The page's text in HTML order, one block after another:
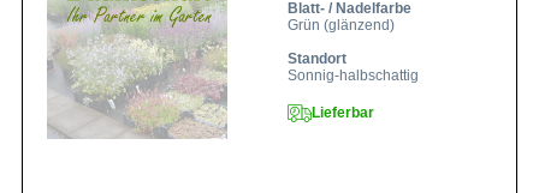
Blatt- / Nadelfarbe
Grün (glänzend)
Standort
Sonnig-halbschattig
Lieferbar